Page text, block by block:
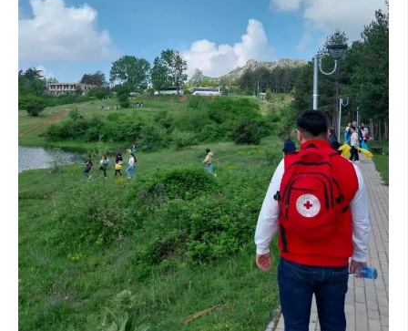
MЕЃУНАРОДНО ХУМАНИТАРНО ПРАВО
ПРОМОЦИЈА НА ХУМАНИ ВРЕДНОСТИ
УПОТРЕБА И ЗАШТИТА НА АМБЛЕМОТ
СОЦИЈАЛНО ХУМАНИТАРНА ДЕЈНОСТ
КАКО ДА ДОНИРАТЕ
ПОДГОТВЕНОСТ И ДЕЈСТВО ПРИ КАТАСТРОФИ
ТИМОВИ НА ООЦК
СПАСИТЕЛНА СТАНИЦА ВОДНО
ПРОЕКТИ – ПОДГОТВЕНОСТ И ДЕЈСТВУВАЊЕ ПРИ КАТАСТРОФИ